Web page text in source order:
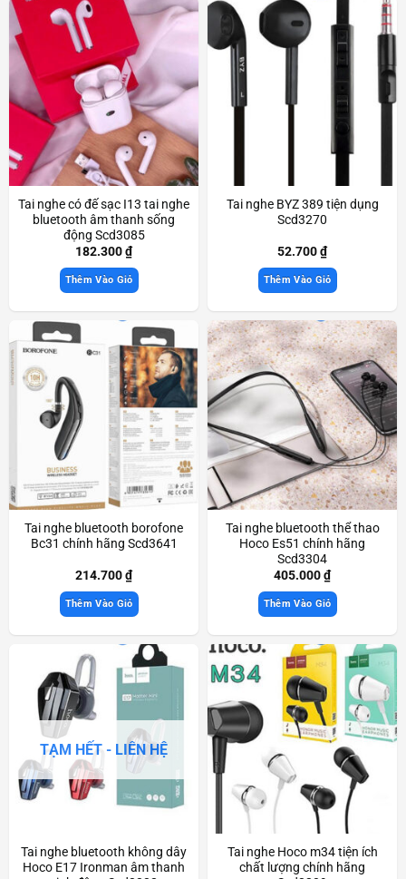
Tai nghe có đế sạc I13 tai nghe
bluetooth âm thanh sống
động Scd3085
182.300₫
Thêm Vào Giỏ
Tai nghe BYZ 389 tiện dụng
Scd3270
52.700₫
Thêm Vào Giỏ
Tai nghe bluetooth borofone
Bc31 chính hãng Scd3641
214.700₫
Thêm Vào Giỏ
Tai nghe bluetooth thể thao
Hoco Es51 chính hãng
Scd3304
405.000₫
Thêm Vào Giỏ
TẠM HẾT - LIÊN HỆ
Tai nghe bluetooth không dây
Hoco E17 Ironman âm thanh
Tai nghe Hoco m34 tiện ích
chất lượng chính hãng